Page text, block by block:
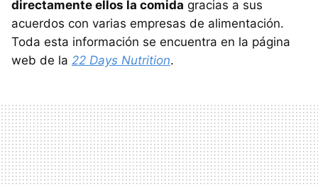
directamente ellos la comida gracias a sus
acuerdos con varias empresas de alimentación.
Toda esta información se encuentra en la página
web de la 22 Days Nutrition.